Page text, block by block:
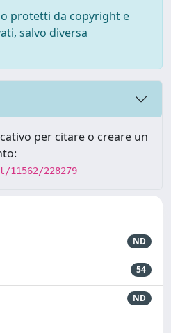
protetti da copyright e
salvo diversa
per citare o creare un
228279
ND
54
ND